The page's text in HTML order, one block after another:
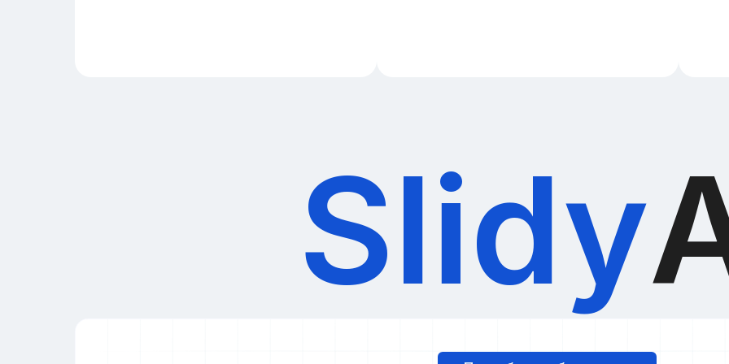
Slidy